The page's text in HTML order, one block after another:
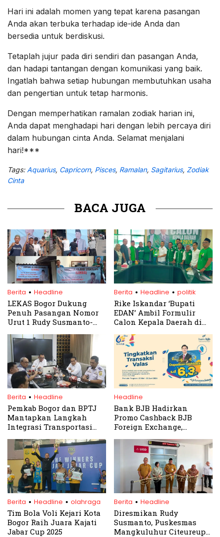
Hari ini adalah momen yang tepat karena pasangan
Anda akan terbuka terhadap ide-ide Anda dan
bersedia untuk berdiskusi.
Tetaplah jujur pada diri sendiri dan pasangan Anda,
dan hadapi tantangan dengan komunikasi yang baik.
Ingatlah bahwa setiap hubungan membutuhkan usaha
dan pengertian untuk tetap harmonis.
Dengan memperhatikan ramalan zodiak harian ini,
Anda dapat menghadapi hari dengan lebih percaya diri
dalam hubungan cinta Anda. Selamat menjalani
hari!***
Tags: Aquarius, Capricorn, Pisces, Ramalan, Sagitarius, Zodiak
Cinta
BACA JUGA
Berita . Headline
LEKAS Bogor Dukung
Penuh Pasangan Nomor
Urut 1 Rudy Susmanto-
Bogor 2024
Berita . Headline . politik
Rike Iskandar ‘Bupati
EDAN’ Ambil Formulir
Calon Kepala Daerah di
Berita . Headline
Pemkab Bogor dan BPTJ
Mantapkan Langkah
Integrasi Transportasi
Headline
Bank BJB Hadirkan
Promo Cashback BJB
Foreign Exchange,
Bisa Dapat Cashback
Menarik
Berita . Headline . olahraga
Tim Bola Voli Kejari Kota
Bogor Raih Juara Kajati
Jabar Cup 2025
Berita . Headline
Diresmikan Rudy
Susmanto, Puskesmas
Mangkuluhur Citeureup